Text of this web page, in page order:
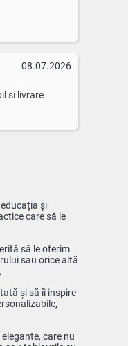
08.07.2026
si livrare
și
care să le
să le oferim
sau orice altă
și să îi inspire
care nu